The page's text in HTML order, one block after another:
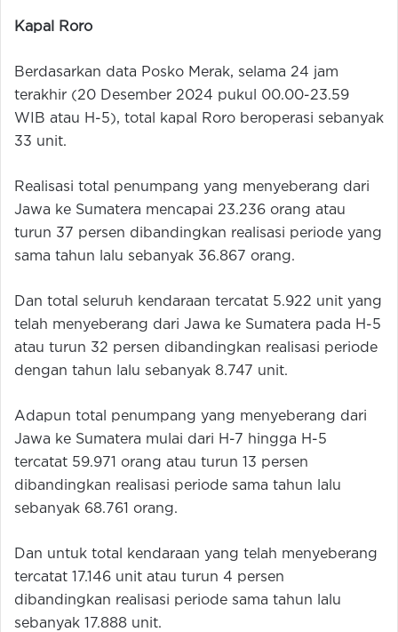
Kapal Roro
Berdasarkan data Posko Merak, selama 24 jam
terakhir (20 Desember 2024 pukul 00.00-23.59
WIB atau H-5), total kapal Roro beroperasi sebanyak
33 unit.
Realisasi total penumpang yang menyeberang dari
Jawa ke Sumatera mencapai 23.236 orang atau
turun 37 persen dibandingkan realisasi periode yang
sama tahun lalu sebanyak 36.867 orang.
Dan total seluruh kendaraan tercatat 5.922 unit yang
telah menyeberang dari Jawa ke Sumatera pada H-5
atau turun 32 persen dibandingkan realisasi periode
dengan tahun lalu sebanyak 8.747 unit.
Adapun total penumpang yang menyeberang dari
Jawa ke Sumatera mulai dari H-7 hingga H-5
tercatat 59.971 orang atau turun 13 persen
dibandingkan realisasi periode sama tahun lalu
sebanyak 68.761 orang.
Dan untuk total kendaraan yang telah menyeberang
tercatat 17.146 unit atau turun 4 persen
dibandingkan realisasi periode sama tahun lalu
sebanyak 17.888 unit.